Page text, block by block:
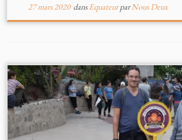
27 mars 2020dansEquateurparNous Deux